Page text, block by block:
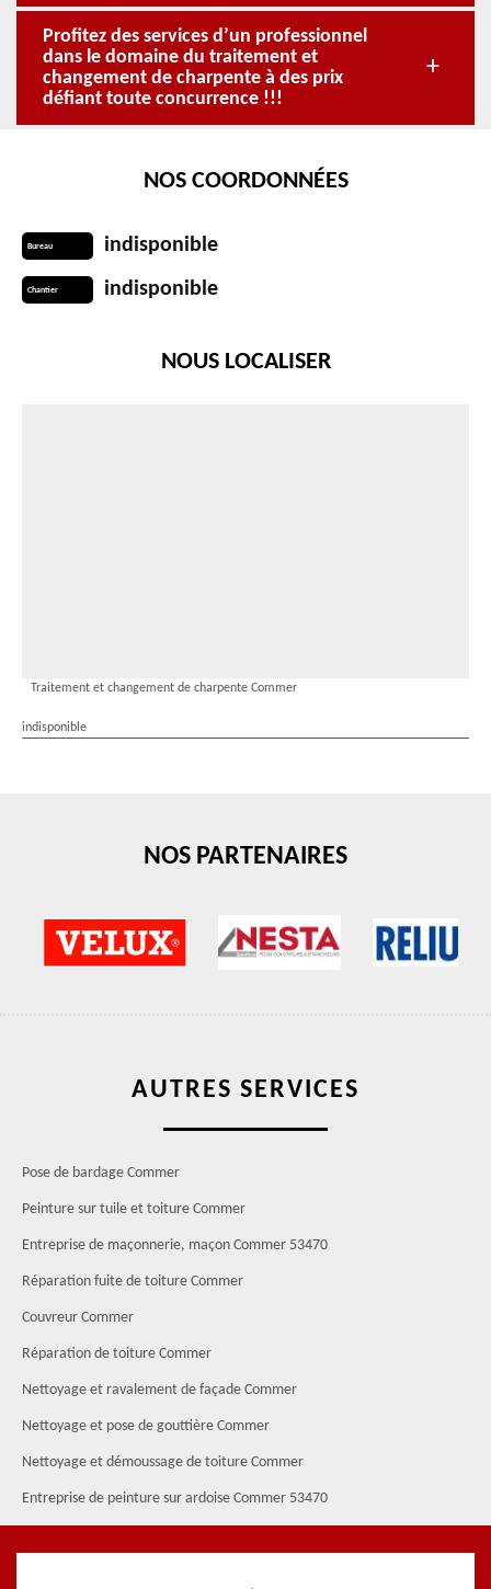
Profitez des services d’un professionnel
dans le domaine du traitement et
changement de charpente à des prix
défiant toute concurrence !!!
NOS COORDONNÉES
Bureau indisponible
Chantier indisponible
NOUS LOCALISER
Traitement et changement de charpente Commer
indisponible
NOS PARTENAIRES
AUTRES SERVICES
Pose de bardage Commer
Peinture sur tuile et toiture Commer
Entreprise de maçonnerie, maçon Commer 53470
Réparation fuite de toiture Commer
Couvreur Commer
Réparation de toiture Commer
Nettoyage et ravalement de façade Commer
Nettoyage et pose de gouttière Commer
Nettoyage et démoussage de toiture Commer
Entreprise de peinture sur ardoise Commer 53470